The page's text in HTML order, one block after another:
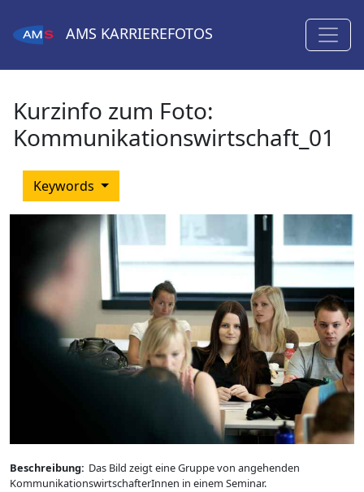
AMS KARRIEREFOTOS
Kurzinfo zum Foto:
Kommunikationswirtschaft_01
Keywords
Beschreibung: Das Bild zeigt eine Gruppe von angehenden
KommunikationswirtschafterInnen in einem Seminar.